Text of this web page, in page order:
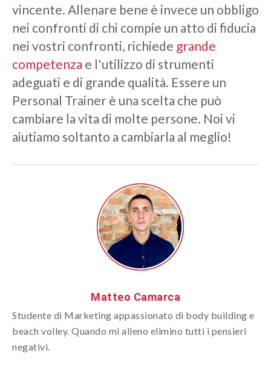
vincente. Allenare bene è invece un obbligo
nei confronti di chi compie un atto di fiducia
nei vostri confronti, richiede grande
competenza e l'utilizzo di strumenti
adeguati e di grande qualità. Essere un
Personal Trainer è una scelta che può
cambiare la vita di molte persone. Noi vi
aiutiamo soltanto a cambiarla al meglio!
Matteo Camarca
Studente di Marketing appassionato di body building e
beach volley. Quando mi alleno elimino tutti i pensieri
negativi.